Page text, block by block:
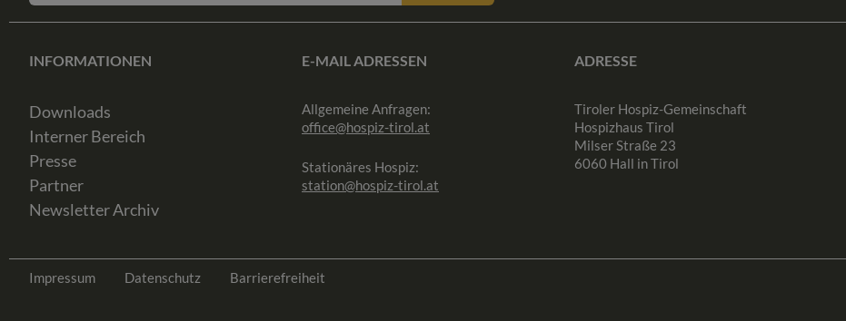
INFORMATIONEN
Downloads
Interner Bereich
Presse
Partner
Newsletter Archiv
E-MAIL ADRESSEN
Allgemeine Anfragen:
office@hospiz-tirol.at
Stationäres Hospiz:
station@hospiz-tirol.at
ADRESSE
Tiroler Hospiz-Gemeinschaft
Hospizhaus Tirol
Milser Straße 23
6060 Hall in Tirol
Impressum Datenschutz Barrierefreiheit